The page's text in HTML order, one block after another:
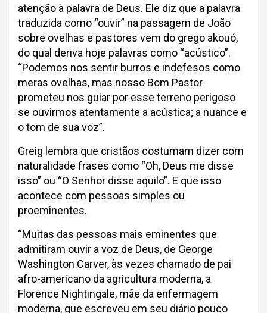
atenção à palavra de Deus. Ele diz que a palavra
traduzida como “ouvir” na passagem de João
sobre ovelhas e pastores vem do grego akouó,
do qual deriva hoje palavras como “acústico”.
“Podemos nos sentir burros e indefesos como
meras ovelhas, mas nosso Bom Pastor
prometeu nos guiar por esse terreno perigoso
se ouvirmos atentamente a acústica; a nuance e
o tom de sua voz”.
Greig lembra que cristãos costumam dizer com
naturalidade frases como “Oh, Deus me disse
isso” ou “O Senhor disse aquilo”. E que isso
acontece com pessoas simples ou
proeminentes.
“Muitas das pessoas mais eminentes que
admitiram ouvir a voz de Deus, de George
Washington Carver, às vezes chamado de pai
afro-americano da agricultura moderna, a
Florence Nightingale, mãe da enfermagem
moderna, que escreveu em seu diário pouco